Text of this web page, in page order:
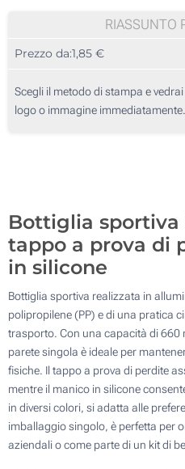
Incisione Laser Circolare (Su un
Senza stampa
50
125
250
RIASSUNTO
Prezzo da:1,85 €
Scegli il metodo di stampa e
logo o immagine immediatamente.
Bottiglia
tappo a prova di
in silicone
Bottiglia sportiva realizzata in
polipropilene (PP) e di una pratica
trasporto. Con una capacità di 660
parete singola è ideale per
fisiche. Il tappo a prova di perdite
mentre il manico in silicone
in diversi colori, si adatta alle
imballaggio singolo, è perfetta per
aziendali o come parte di un kit di